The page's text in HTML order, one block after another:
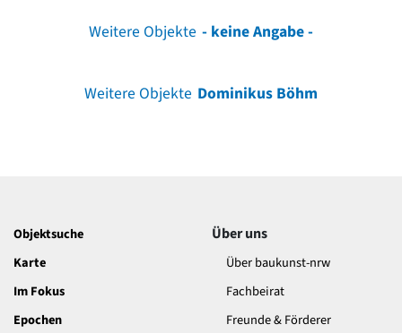
Weitere Objekte - keine Angabe -
Weitere Objekte Dominikus Böhm
Objektsuche
Karte
Im Fokus
Epochen
Über uns
Über baukunst-nrw
Fachbeirat
Freunde & Förderer